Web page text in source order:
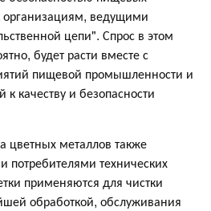
организациям, ведущими
цепи". Спрос в этом
будет расти вместе с
пищевой промышленности и
качеству и безопасности
цветных металлов также
потребителями технических
применяются для чистки
обработкой, обслуживания